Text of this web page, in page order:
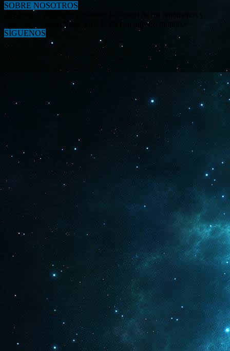
SOBRE NOSOTROS
«Investigar, descubrir y difundir la verdad de los fenómenos y
enigmas relacionados al tema OVNI en nuestro mundo.»
SÍGUENOS